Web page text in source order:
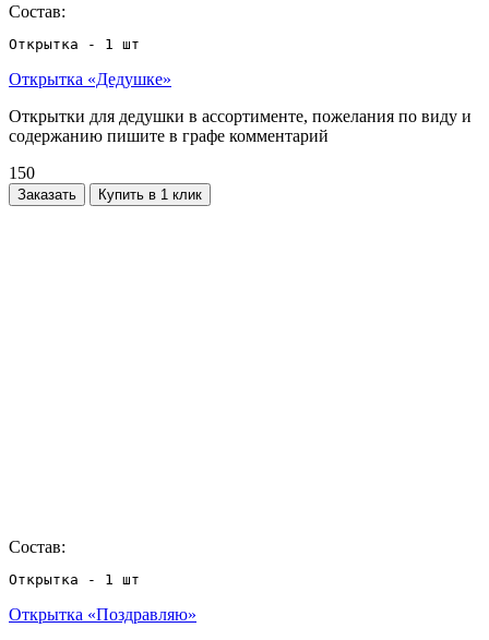
Состав:
Открытка - 1 шт
Открытка «Дедушке»
Открытки для дедушки в ассортименте, пожелания по виду и
содержанию пишите в графе комментарий
150
Заказать Купить в 1 клик
Состав:
Открытка - 1 шт
Открытка «Поздравляю»